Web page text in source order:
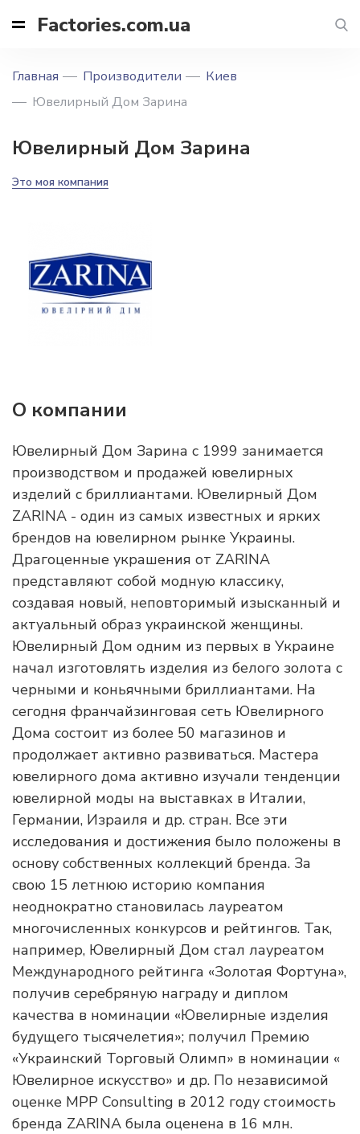
Factories.com.ua
Главная Производители
Киев
Ювелирный Дом Зарина
Ювелирный Дом Зарина
Это моя компания
О компании
Ювелирный Дом Зарина с 1999 занимается
производством и продажей ювелирных
изделий с бриллиантами. Ювелирный Дом
ZARINA - один из самых известных и ярких
брендов на ювелирном рынке Украины.
Драгоценные украшения от ZARINA
представляют собой модную классику,
создавая новый, неповторимый изысканный и
актуальный образ украинской женщины.
Ювелирный Дом одним из первых в Украине
начал изготовлять изделия из белого золота с
черными и коньячными бриллиантами. На
сегодня франчайзинговая сеть Ювелирного
Дома состоит из более 50 магазинов и
продолжает активно развиваться. Мастера
ювелирного дома активно изучали тенденции
ювелирной моды на выставках в Италии,
Германии, Израиля и др. стран. Все эти
исследования и достижения было положены в
основу собственных коллекций бренда. За
свою 15 летнюю историю компания
неоднократно становилась лауреатом
многочисленных конкурсов и рейтингов. Так,
например, Ювелирный Дом стал лауреатом
Международного рейтинга «Золотая Фортуна»,
получив серебряную награду и диплом
качества в номинации «Ювелирные изделия
будущего тысячелетия»; получил Премию
«Украинский Торговый Олимп» в номинации «
Ювелирное искусство» и др. По независимой
оценке MPP Consulting в 2012 году стоимость
бренда ZARINA была оценена в 16 млн.